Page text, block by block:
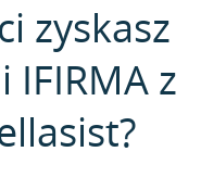
zyskasz
z